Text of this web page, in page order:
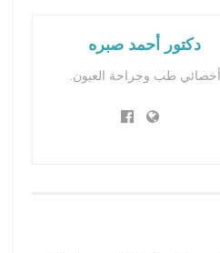
دكتور أحمد صبره
أخصائي طب وجراحة العيون.